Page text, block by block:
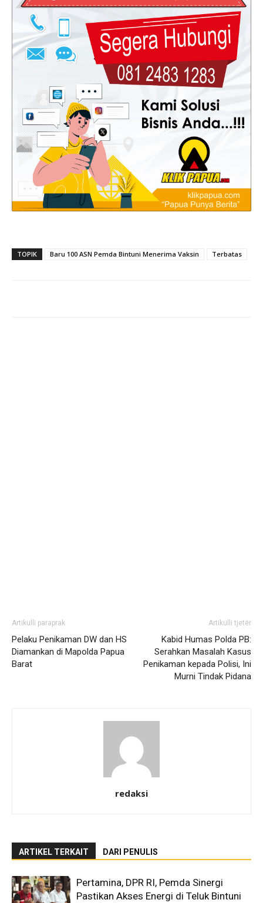
TOPIK Baru 100 ASN Pemda Bintuni Menerima Vaksin Terbatas
Artikulli paraprak
Pelaku Penikaman DW dan HS
Diamankan di Mapolda Papua
Barat
Artikulli tjetër
Kabid Humas Polda PB:
Serahkan Masalah Kasus
Penikaman kepada Polisi, Ini
Murni Tindak Pidana
redaksi
ARTIKEL TERKAIT DARI PENULIS
Pertamina, DPR RI, Pemda Sinergi
Pastikan Akses Energi di Teluk Bintuni